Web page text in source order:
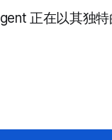
正在以其独